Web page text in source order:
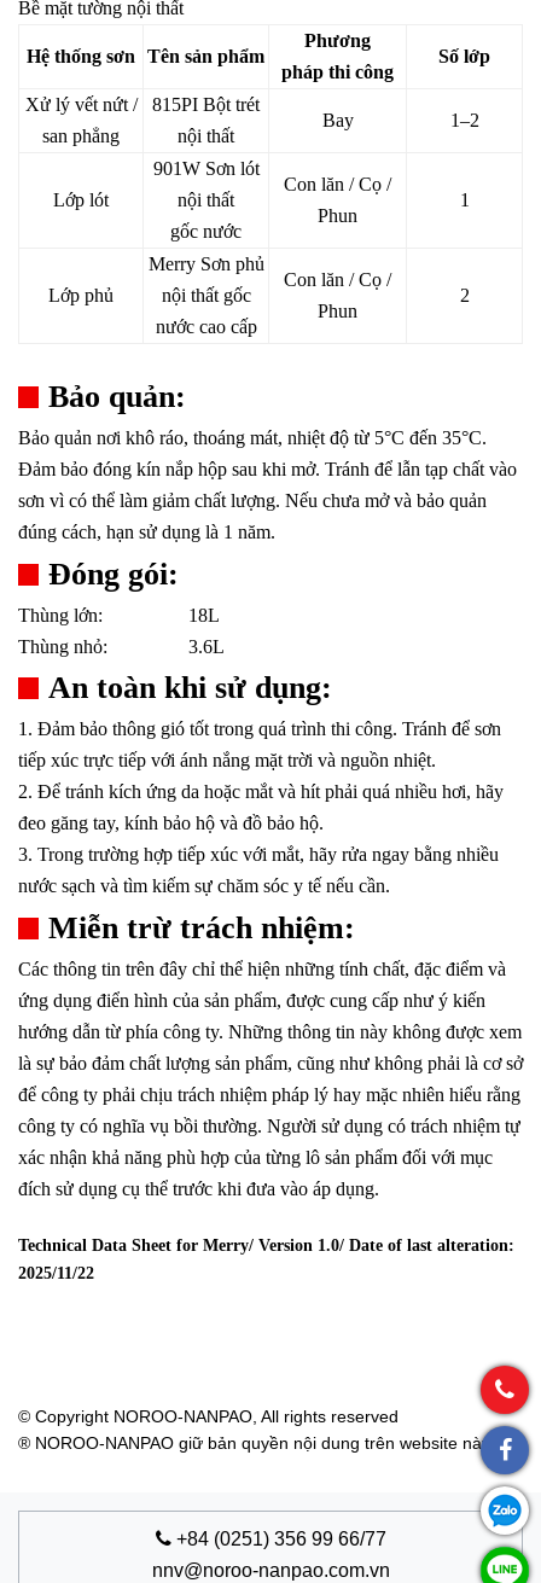
Bề mặt tường nội thất
Hệ thống sơn Tên sản phẩm
Phương
pháp thi công
Số lớp
Xử lý vết nứt /
san phẳng
815PI Bột trét
nội thất
Bay 1–2
Lớp lót
901W Sơn lót
nội thất
gốc nước
Con lăn / Cọ /
Phun
1
Lớp phủ
Merry Sơn phủ
nội thất gốc
nước cao cấp
Con lăn / Cọ /
Phun
2
Bảo quản:
Bảo quản nơi khô ráo, thoáng mát, nhiệt độ từ 5°C đến 35°C.
Đảm bảo đóng kín nắp hộp sau khi mở. Tránh để lẫn tạp chất vào
sơn vì có thể làm giảm chất lượng. Nếu chưa mở và bảo quản
đúng cách, hạn sử dụng là 1 năm.
Đóng gói:
Thùng lớn:
18L
Thùng nhỏ:
3.6L
An toàn khi sử dụng:
1. Đảm bảo thông gió tốt trong quá trình thi công. Tránh để sơn
tiếp xúc trực tiếp với ánh nắng mặt trời và nguồn nhiệt.
2. Để tránh kích ứng da hoặc mắt và hít phải quá nhiều hơi, hãy
đeo găng tay, kính bảo hộ và đồ bảo hộ.
3. Trong trường hợp tiếp xúc với mắt, hãy rửa ngay bằng nhiều
nước sạch và tìm kiếm sự chăm sóc y tế nếu cần.
Miễn trừ trách nhiệm:
Các thông tin trên đây chỉ thể hiện những tính chất, đặc điểm và
ứng dụng điển hình của sản phẩm, được cung cấp như ý kiến
hướng dẫn từ phía công ty. Những thông tin này không được xem
là sự bảo đảm chất lượng sản phẩm, cũng như không phải là cơ sở
để công ty phải chịu trách nhiệm pháp lý hay mặc nhiên hiểu rằng
công ty có nghĩa vụ bồi thường. Người sử dụng có trách nhiệm tự
xác nhận khả năng phù hợp của từng lô sản phẩm đối với mục
đích sử dụng cụ thể trước khi đưa vào áp dụng.
Technical Data Sheet for Merry/ Version 1.0/ Date of last alteration:
2025/11/22
© Copyright NOROO-NANPAO, All rights reserved
® NOROO-NANPAO giữ bản quyền nội dung trên website này
+84 (0251) 356 99 66/77
nnv@noroo-nanpao.com.vn